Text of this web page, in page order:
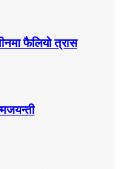
फैलियो त्रास